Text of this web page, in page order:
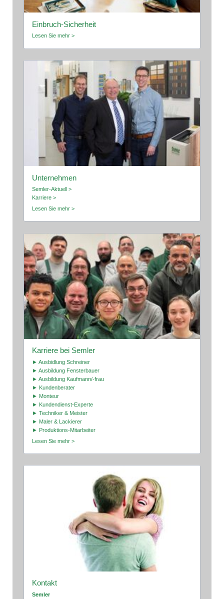
Einbruch-Sicherheit
Lesen Sie mehr >
Unternehmen
Semler-Aktuell >
Karriere >
Lesen Sie mehr >
Karriere bei Semler
► Ausbidlung Schreiner
► Ausbildung Fensterbauer
► Ausbildung Kaufmann/-frau
► Kundenberater
► Monteur
► Kundendienst-Experte
► Techniker & Meister
► Maler & Lackierer
► Produktions-Mitarbeiter
Lesen Sie mehr >
Kontakt
Semler